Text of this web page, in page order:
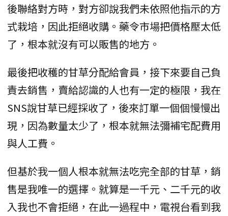
後聯絡對方時，對方卻說我們未依照他指示的方
式栽培，因此拒絕收購。藥令市場把價格壓太低
了，根本就沒有可以販售的地方。
最後把收穫的甘草分配給會員，接下來要自己負
責去銷售，賣給認識的人也有一定的極限，我在
SNS說甘草已經採收了，後來訂單一個個慢慢出
現，因為數量太少了，根本就無法彌補宅配費用
與人工費。
但基於我一個人根本就無法吃完全部的甘草，銷
售是我唯一的選擇。就算是一千元、二千元的收
入我也不會拒絕，在此一過程中，電視台看到我